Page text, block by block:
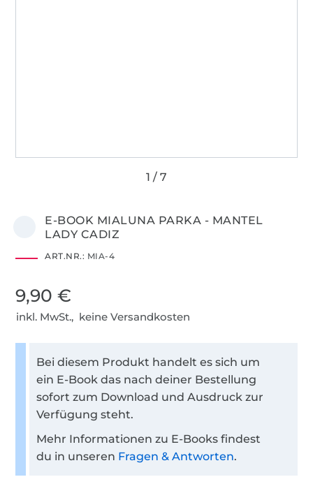
E-BOOK MIALUNA PARKA - MANTEL
LADY CADIZ
ART.NR.: MIA-4
9,90 €
inkl. MwSt., keine Versandkosten
Bei diesem Produkt handelt es sich um
ein E-Book das nach deiner Bestellung
sofort zum Download und Ausdruck zur
Verfügung steht.
Mehr Informationen zu E-Books findest
du in unseren Fragen & Antworten.